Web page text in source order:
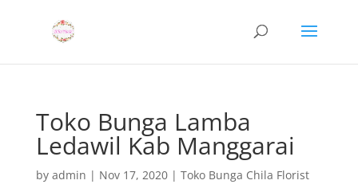
Toko Bunga Lamba
Ledawil Kab Manggarai
by admin | Nov 17, 2020| Toko Bunga Chila Florist